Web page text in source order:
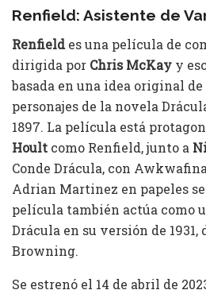
Renfield: Asistente de
Renfieldes una película de
dirigida por Chris McKay y
basada en una idea original
personajes de la novela
1897. La película está
Hoult como Renfield, junto a
Conde Drácula, con
Adrian Martinez en papeles
película también actúa como
Drácula en su versión de
Browning.
Se estrenó el 14 de abril de